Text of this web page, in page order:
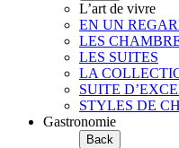
L’art de vivre
EN UN
LES
LES SUITES
LA
SUITE
STYLES DE
Gastronomie
Back